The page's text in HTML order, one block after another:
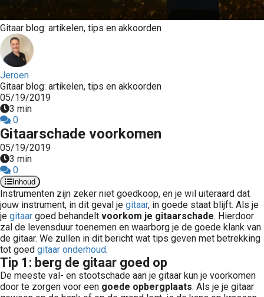
Gitaar blog: artikelen, tips en akkoorden
Jeroen
Gitaar blog: artikelen, tips en akkoorden
05/19/2019
3 min
0
Gitaarschade voorkomen
05/19/2019
3 min
0
Inhoud
Instrumenten zijn zeker niet goedkoop, en je wil uiteraard dat
jouw instrument, in dit geval je gitaar, in goede staat blijft. Als je
je gitaar goed behandelt voorkom je gitaarschade. Hierdoor
zal de levensduur toenemen en waarborg je de goede klank van
de gitaar. We zullen in dit bericht wat tips geven met betrekking
tot goed gitaar onderhoud.
Tip 1: berg de gitaar goed op
De meeste val- en stootschade aan je gitaar kun je voorkomen
door te zorgen voor een goede opbergplaats. Als je je gitaar